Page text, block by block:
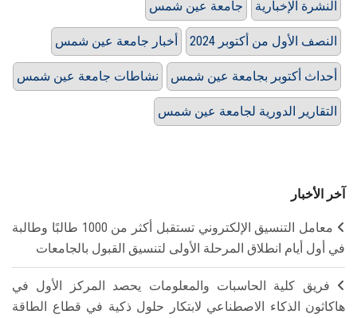
جامعة عين شمس النشرة الإخبارية
أخبار جامعة عين شمس النصف الأول من أكتوبر 2024
نشاطات جامعة عين شمس أحداث أكتوبر بجامعة عين شمس
التقارير الدورية لجامعة عين شمس
آخر الأخبار
معامل التنسيق الإلكتروني تستقبل أكثر من 1000 طالبًا وطالبة
في أول أيام انطلاق المرحلة الأولى لتنسيق القبول بالجامعات
فريق كلية الحاسبات والمعلومات يحصد المركز الأول في
هاكاثون الذكاء الاصطناعي لابتكار حلول ذكية في قطاع الطاقة